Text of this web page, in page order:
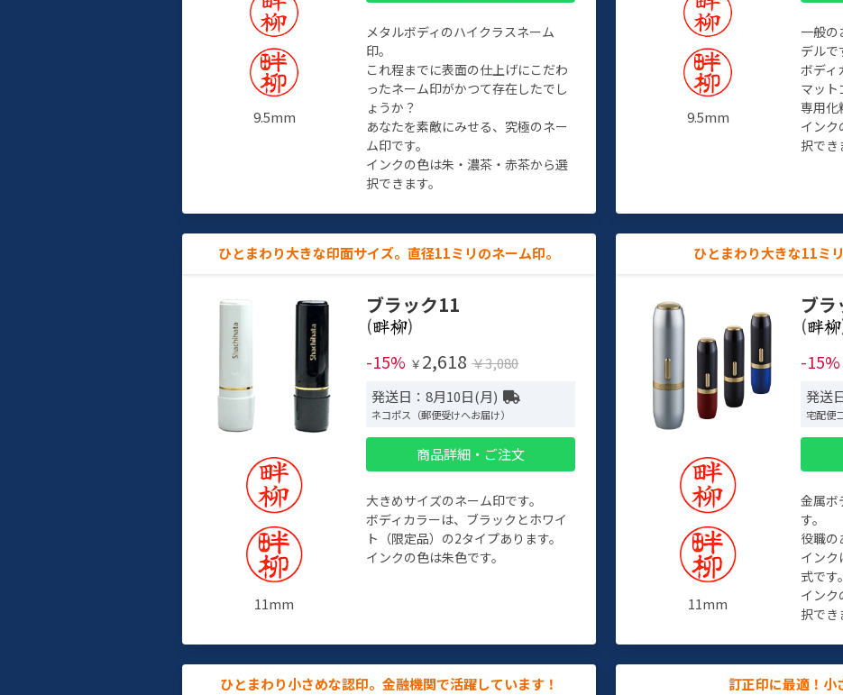
9.5mm
メタルボディのハイクラスネーム
印。
これ程までに表面の仕上げにこだわ
ったネーム印がかつて存在したでし
ょうか？
あなたを素敵にみせる、究極のネー
ム印です。
インクの色は朱・濃茶・赤茶から選
択できます。
9.5mm
一般の
デルで
ボディ
マット
専用化
インク
択でき
ひとまわり大きな印面サイズ。直径11ミリのネーム印。
11mm
ブラック11
(
)
-15% ￥ 2,618 ￥3,080
発送日：8月10日(月)
ネコポス（郵便受けへお届け）
商品詳細・ご注文
大きめサイズのネーム印です。
ボディカラーは、ブラックとホワイ
ト（限定品）の2タイプあります。
インクの色は朱色です。
ひとまわり大きな11ミ
11mm
ブ
(
-15%
発送
宅配便
金属ボ
す。
役職の
インク
式です。
インク
択でき
ひとまわり小さめな認印。金融機関で活躍しています！ 訂正印に最適！小